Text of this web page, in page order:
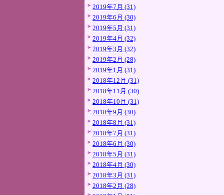
2019年7月 (31)
2019年6月 (30)
2019年5月 (31)
2019年4月 (32)
2019年3月 (32)
2019年2月 (28)
2019年1月 (31)
2018年12月 (31)
2018年11月 (30)
2018年10月 (31)
2018年9月 (30)
2018年8月 (31)
2018年7月 (31)
2018年6月 (30)
2018年5月 (31)
2018年4月 (30)
2018年3月 (31)
2018年2月 (28)